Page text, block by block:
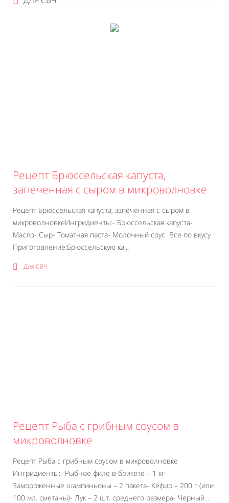
Рецепт Брюссельская капуста,
запеченная с сыром в микроволновке
Рецепт Брюссельская капуста, запеченная с сыром в
микроволновкеИнгридиенты:- Брюссельская капуста-
Масло- Сыр- Томатная паста- Молочный соус Все по вкусу
Приготовление:Брюссельскую ка...
Для СВЧ
Рецепт Рыба с грибным соусом в
микроволновке
Рецепт Рыба с грибным соусом в микроволновке
Ингридиенты:- Рыбное филе в брикете – 1 кг-
Замороженные шампиньоны – 2 пакета- Кефир – 200 г (или
100 мл. сметаны)- Лук – 2 шт. среднего размера- Черный...